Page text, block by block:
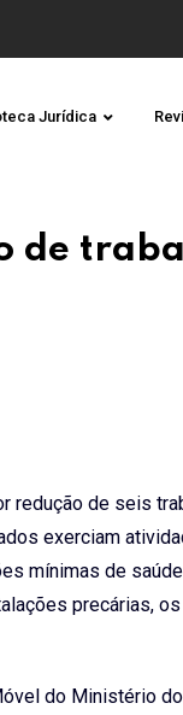
Jurídica
de
redução de seis
exerciam
mínimas de
precárias,
do Ministério